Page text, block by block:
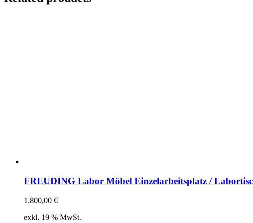
FREUDING Labor Möbel Einzelarbeitsplatz /
1.800,00 €
exkl. 19 % MwSt.